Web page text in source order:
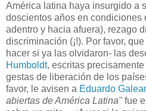
América latina haya insurgido a
doscientos años en condiciones
adentro y hacia afuera), rezago
discriminación (¡!). Por favor,
hacer si ya las olvidaron- las
Humboldt, escritas
gestas de liberación de los
favor, le avisen a Eduardo
abiertas de América Latina" fue